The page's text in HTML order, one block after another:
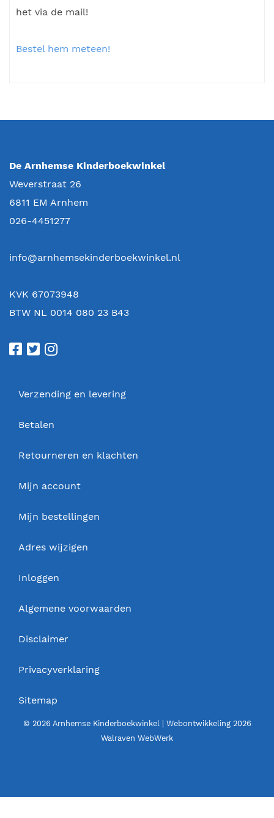
het via de mail!
Bestel hem meteen!
De Arnhemse Kinderboekwinkel
Weverstraat 26
6811 EM Arnhem
026-4451277
info@arnhemsekinderboekwinkel.nl
KVK 67073948
BTW NL 0014 080 23 B43
Verzending en levering
Betalen
Retourneren en klachten
Mijn account
Mijn bestellingen
Adres wijzigen
Inloggen
Algemene voorwaarden
Disclaimer
Privacyverklaring
Sitemap
© 2026 Arnhemse Kinderboekwinkel | Webontwikkeling 2026
Walraven WebWerk